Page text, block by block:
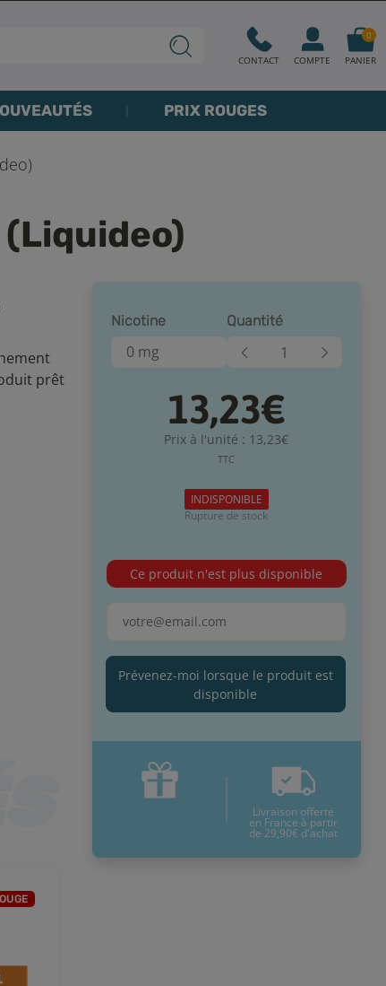
CONTACT COMPTE PANIER
0
PRIX ROUGES
prêt
Nicotine
0 mg
Quantité
13,23€
Prix à l'unité : 13,23€
TTC
INDISPONIBLE
Rupture de stock
Ce produit n'est plus disponible
Prévenez-moi lorsque le produit est
disponible
Livraison offerte
en France à partir
de 29,90€ d'achat